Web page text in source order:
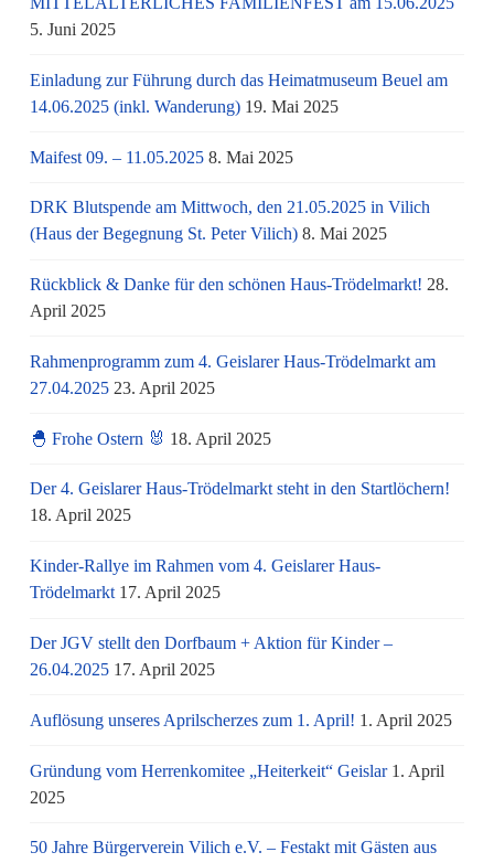
5. Juni 2025
Einladung zur Führung durch das Heimatmuseum Beuel am
14.06.2025 (inkl. Wanderung) 19. Mai 2025
Maifest 09. – 11.05.2025 8. Mai 2025
DRK Blutspende am Mittwoch, den 21.05.2025 in Vilich
(Haus der Begegnung St. Peter Vilich) 8. Mai 2025
Rückblick & Danke für den schönen Haus-Trödelmarkt! 28.
April 2025
Rahmenprogramm zum 4. Geislarer Haus-Trödelmarkt am
27.04.2025 23. April 2025
🐣 Frohe Ostern 🐰 18. April 2025
Der 4. Geislarer Haus-Trödelmarkt steht in den Startlöchern!
18. April 2025
Kinder-Rallye im Rahmen vom 4. Geislarer Haus-
Trödelmarkt 17. April 2025
Der JGV stellt den Dorfbaum + Aktion für Kinder –
26.04.2025 17. April 2025
Auflösung unseres Aprilscherzes zum 1. April! 1. April 2025
Gründung vom Herrenkomitee „Heiterkeit“ Geislar 1. April
2025
50 Jahre Bürgerverein Vilich e.V. – Festakt mit Gästen aus